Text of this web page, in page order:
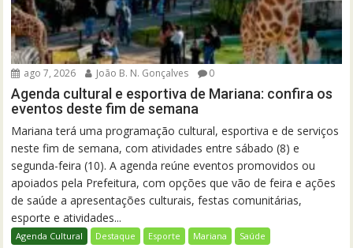
ago 7, 2026 João B. N. Gonçalves 0
Agenda cultural e esportiva de Mariana: confira os
eventos deste fim de semana
Mariana terá uma programação cultural, esportiva e de serviços
neste fim de semana, com atividades entre sábado (8) e
segunda-feira (10). A agenda reúne eventos promovidos ou
apoiados pela Prefeitura, com opções que vão de feira e ações
de saúde a apresentações culturais, festas comunitárias,
esporte e atividades...
Agenda Cultural Destaque Esporte Mariana Saúde